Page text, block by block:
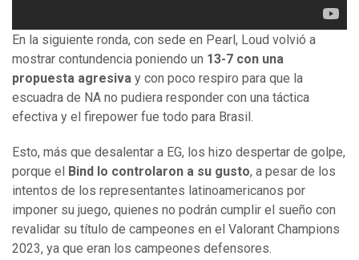
En la siguiente ronda, con sede en Pearl, Loud volvió a
mostrar contundencia poniendo un 13-7 con una
propuesta agresiva y con poco respiro para que la
escuadra de NA no pudiera responder con una táctica
efectiva y el firepower fue todo para Brasil.
Esto, más que desalentar a EG, los hizo despertar de golpe,
porque el Bind lo controlaron a su gusto, a pesar de los
intentos de los representantes latinoamericanos por
imponer su juego, quienes no podrán cumplir el sueño con
revalidar su título de campeones en el Valorant Champions
2023, ya que eran los campeones defensores.